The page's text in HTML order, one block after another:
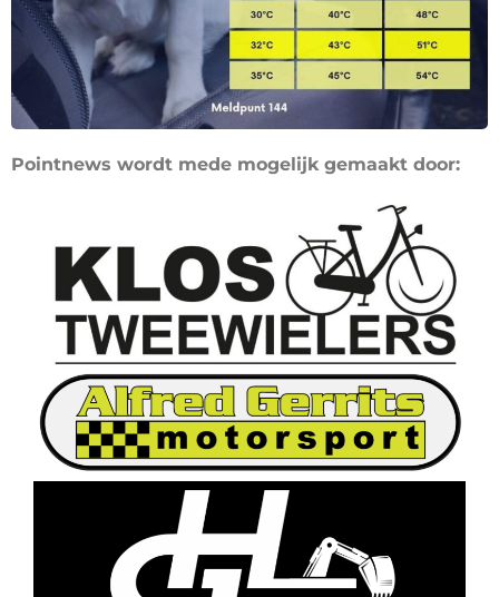
Pointnews wordt mede mogelijk gemaakt door: